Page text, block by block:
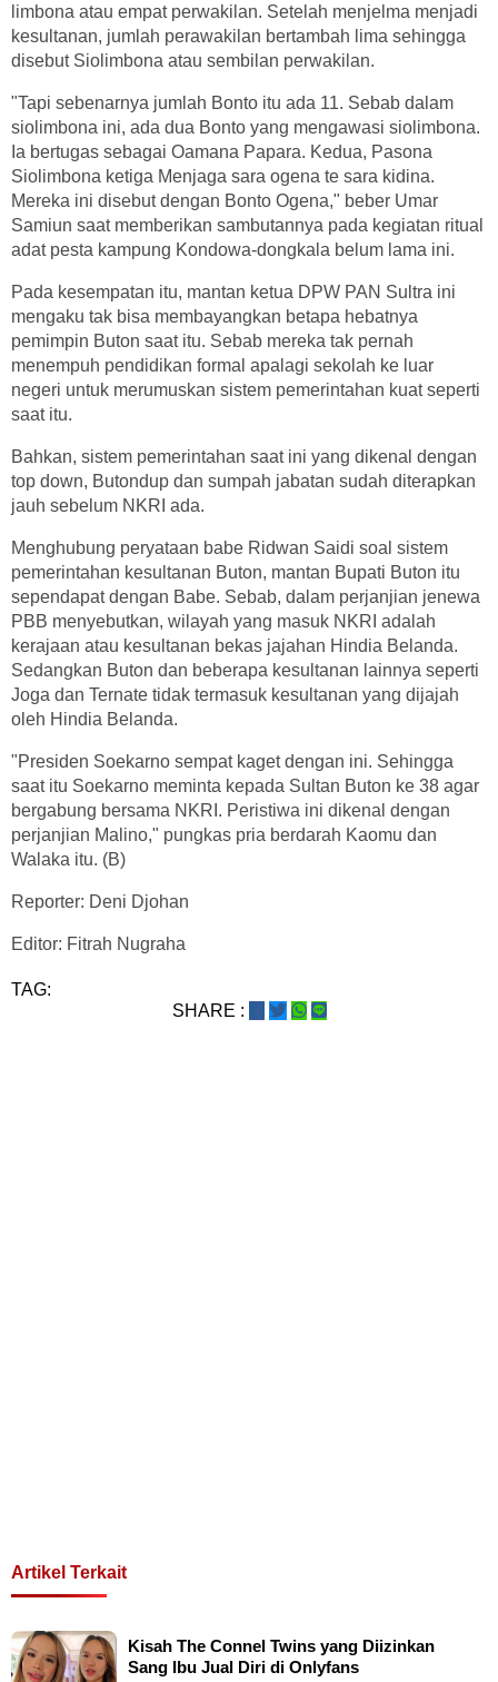
limbona atau empat perwakilan. Setelah menjelma menjadi
kesultanan, jumlah perawakilan bertambah lima sehingga
disebut Siolimbona atau sembilan perwakilan.
"Tapi sebenarnya jumlah Bonto itu ada 11. Sebab dalam
siolimbona ini, ada dua Bonto yang mengawasi siolimbona.
Ia bertugas sebagai Oamana Papara. Kedua, Pasona
Siolimbona ketiga Menjaga sara ogena te sara kidina.
Mereka ini disebut dengan Bonto Ogena," beber Umar
Samiun saat memberikan sambutannya pada kegiatan ritual
adat pesta kampung Kondowa-dongkala belum lama ini.
Pada kesempatan itu, mantan ketua DPW PAN Sultra ini
mengaku tak bisa membayangkan betapa hebatnya
pemimpin Buton saat itu. Sebab mereka tak pernah
menempuh pendidikan formal apalagi sekolah ke luar
negeri untuk merumuskan sistem pemerintahan kuat seperti
saat itu.
Bahkan, sistem pemerintahan saat ini yang dikenal dengan
top down, Butondup dan sumpah jabatan sudah diterapkan
jauh sebelum NKRI ada.
Menghubung peryataan babe Ridwan Saidi soal sistem
pemerintahan kesultanan Buton, mantan Bupati Buton itu
sependapat dengan Babe. Sebab, dalam perjanjian jenewa
PBB menyebutkan, wilayah yang masuk NKRI adalah
kerajaan atau kesultanan bekas jajahan Hindia Belanda.
Sedangkan Buton dan beberapa kesultanan lainnya seperti
Joga dan Ternate tidak termasuk kesultanan yang dijajah
oleh Hindia Belanda.
"Presiden Soekarno sempat kaget dengan ini. Sehingga
saat itu Soekarno meminta kepada Sultan Buton ke 38 agar
bergabung bersama NKRI. Peristiwa ini dikenal dengan
perjanjian Malino," pungkas pria berdarah Kaomu dan
Walaka itu. (B)
Reporter: Deni Djohan
Editor: Fitrah Nugraha
TAG:
SHARE :
Artikel Terkait
Kisah The Connel Twins yang Diizinkan
Sang Ibu Jual Diri di Onlyfans